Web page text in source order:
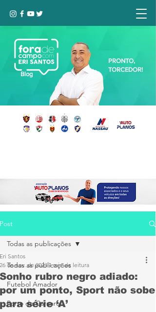
Blog
PRONTO,
TORCEDOR!
Post
Todas as publicações
Futebol Amador
Porto de Caruaru
Todas as publicações
Sonho rubro negro adiado:
por um ponto, Sport não sobe
para série ‘A’
Eri Santos
26 de nov. de 2023 1 min de leitura